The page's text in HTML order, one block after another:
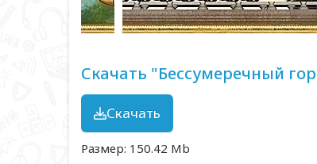
Скачать "Бессумеречный
Скачать
Размер: 150.42 Mb